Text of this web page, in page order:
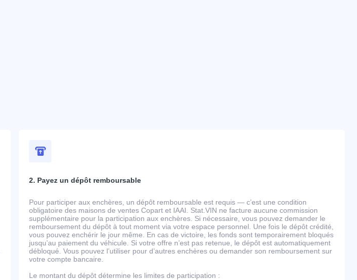
2. Payez un dépôt remboursable
Pour participer aux enchères, un dépôt remboursable est requis — c’est une condition
obligatoire des maisons de ventes Copart et IAAI. Stat.VIN ne facture aucune commission
supplémentaire pour la participation aux enchères. Si nécessaire, vous pouvez demander le
remboursement du dépôt à tout moment via votre espace personnel. Une fois le dépôt crédité,
vous pouvez enchérir le jour même. En cas de victoire, les fonds sont temporairement bloqués
jusqu’au paiement du véhicule. Si votre offre n’est pas retenue, le dépôt est automatiquement
débloqué. Vous pouvez l’utiliser pour d’autres enchères ou demander son remboursement sur
votre compte bancaire.
Le montant du dépôt détermine les limites de participation :